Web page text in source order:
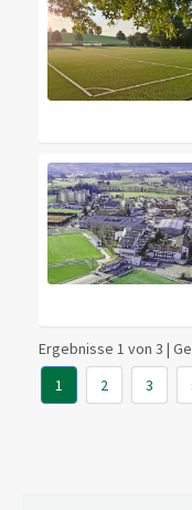
Ergebnisse 1 von 3 |
1
2 3